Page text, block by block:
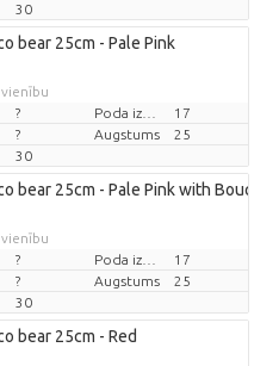
30
bear 25cm - Pale Pink
?
17
? Augstums
25
30
bear 25cm - Pale Pink with Bouquet
?
17
? Augstums
25
30
bear 25cm - Red